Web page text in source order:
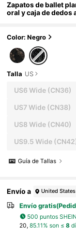
Zapatos de ballet
oral y caja de dedos
Color: Negro
Talla US
US6 Wide(CN36)
US7 Wide(CN38)
US8 Wide(CN40)
US9.5 Wide
Guía de Tallas
Envío a United States
Envío
500 puntos
20, 85.11% son ≤ 8